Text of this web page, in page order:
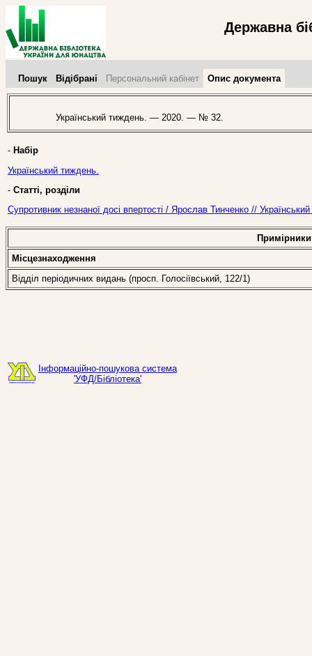
Державна
Пошук Відібрані Персональний кабінет Опис документа
Український тиждень. — 2020. — № 32.
- Набір
Український тиждень.
- Статті, розділи
Супротивник незнаної досі впертості / Ярослав Тинченко //
Примірники
Місцезнаходження
Відділ періодичних видань (просп. Голосіївський, 122/1)
Інформаційно-пошукова система
'УФД/Бібліотека'